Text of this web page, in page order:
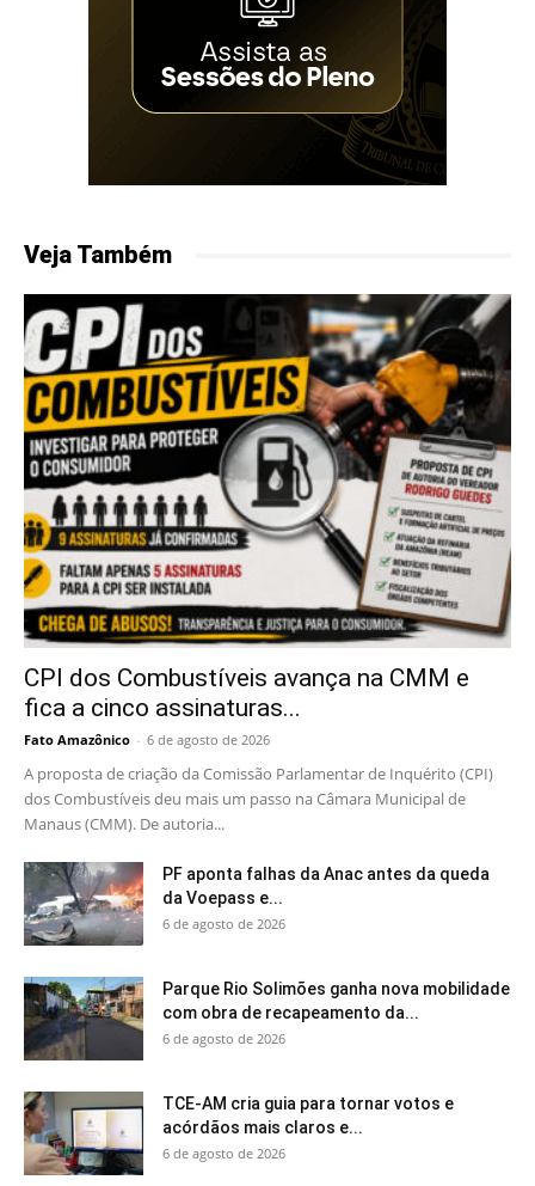
Veja Também
CPI dos Combustíveis avança na CMM e
fica a cinco assinaturas...
Fato Amazônico - 6 de agosto de 2026
A proposta de criação da Comissão Parlamentar de Inquérito (CPI)
dos Combustíveis deu mais um passo na Câmara Municipal de
Manaus (CMM). De autoria...
PF aponta falhas da Anac antes da queda
da Voepass e...
6 de agosto de 2026
Parque Rio Solimões ganha nova mobilidade
com obra de recapeamento da...
6 de agosto de 2026
TCE-AM cria guia para tornar votos e
acórdãos mais claros e...
6 de agosto de 2026